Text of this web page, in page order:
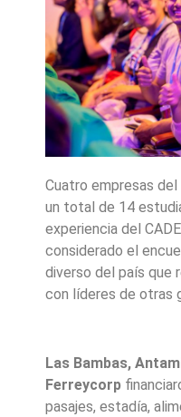
Cuatro empresas
un total de 14
experiencia del
considerado el
diverso del país que
con líderes de otras
Las Bambas,
Ferreycorp
pasajes, estadía,